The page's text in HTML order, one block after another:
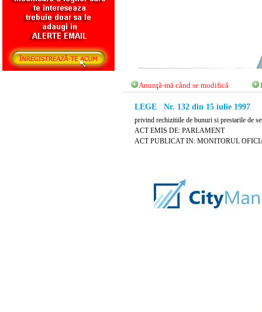
Anunţă-mă când se modifică
LEGE Nr. 132 din 15 iulie 1997
privind rechizitiile de bunuri si prestarile de
ACT EMIS DE: PARLAMENT
ACT PUBLICAT IN: MONITORUL